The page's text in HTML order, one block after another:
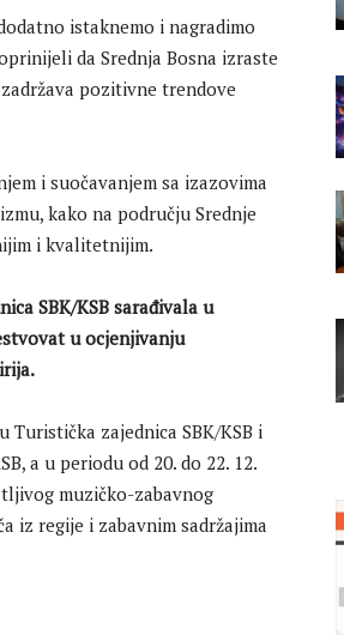
istaknemo i nagradimo
da Srednja Bosna izraste
pozitivne trendove
i suočavanjem sa izazovima
kako na području Srednje
i kvalitetnijim.
SBK/KSB sarađivala u
u ocjenjivanju
zajednica SBK/KSB i
a u periodu od 20. do 22. 12.
muzičko-zabavnog
iz regije i zabavnim sadržajima